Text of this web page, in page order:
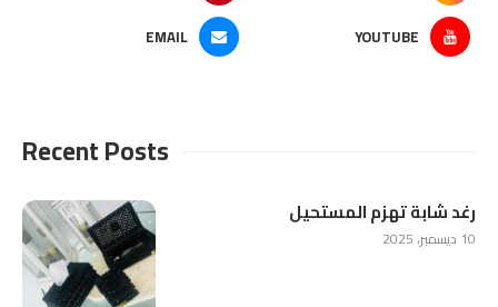
YOUTUBE
EMAIL
Recent Posts
رغد شابة تهزم المستحيل
10 ديسمبر، 2025